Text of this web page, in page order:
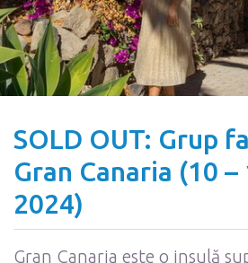
SOLD OUT: Grup
Gran Canaria (10
2024)
Gran Canaria este o insulă